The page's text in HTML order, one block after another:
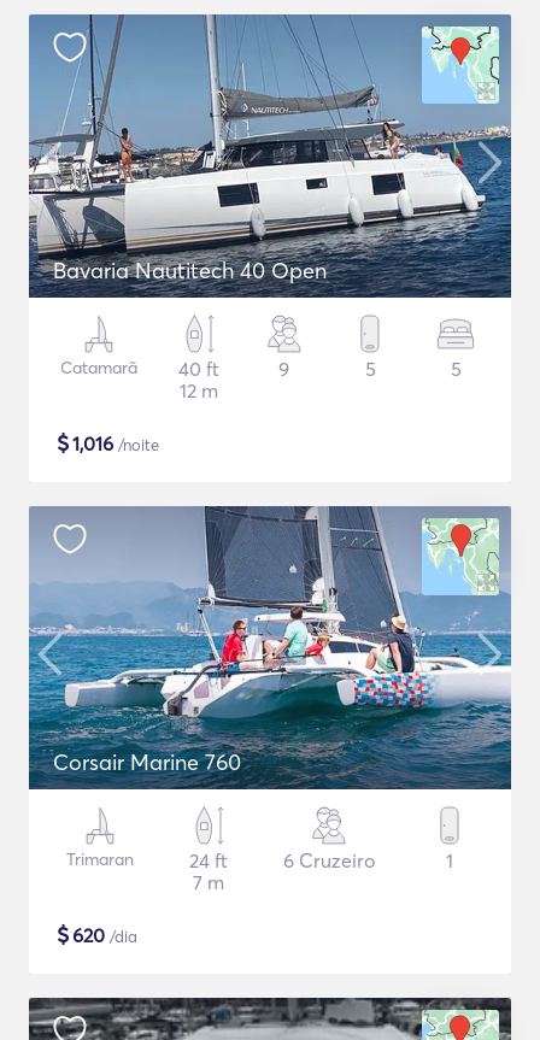
Bavaria Nautitech 40 Open
Catamarã
40 ft
12 m
9 5 5
$1,016 /noite
Corsair Marine 760
Trimaran
24 ft
7 m
6 Cruzeiro 1
$620 /dia